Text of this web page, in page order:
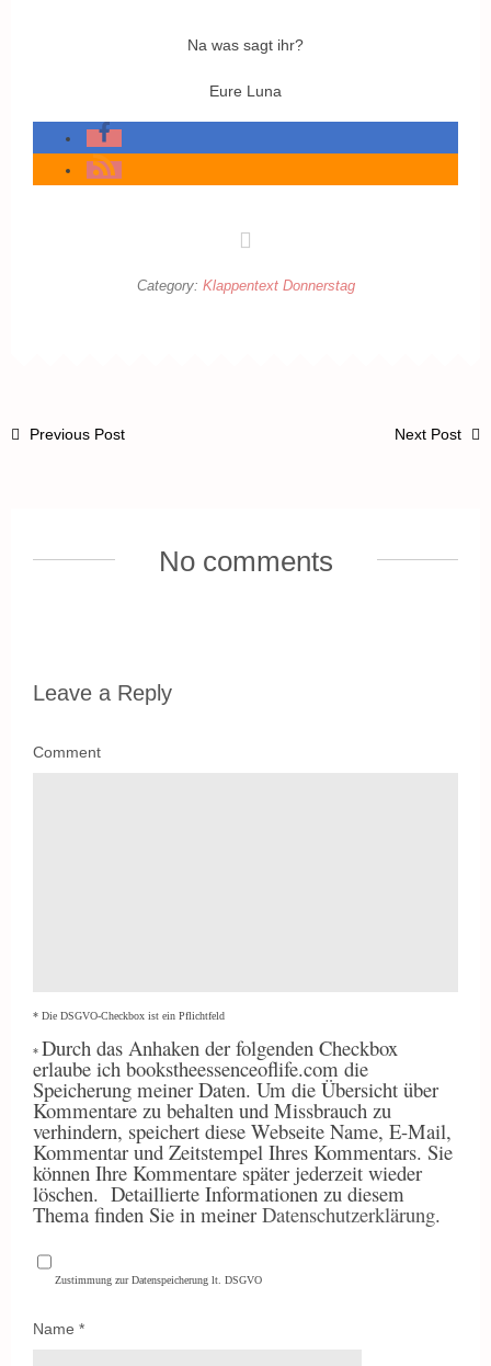
Na was sagt ihr?
Eure Luna
Category: Klappentext Donnerstag
Next Post
Previous Post
No comments
Leave a Reply
Comment
* Die DSGVO-Checkbox ist ein Pflichtfeld
* Durch das Anhaken der folgenden Checkbox
erlaube ich bookstheessenceoflife.com die
Speicherung meiner Daten. Um die Übersicht über
Kommentare zu behalten und Missbrauch zu
verhindern, speichert diese Webseite Name, E-Mail,
Kommentar und Zeitstempel Ihres Kommentars. Sie
können Ihre Kommentare später jederzeit wieder
löschen. Detaillierte Informationen zu diesem
Thema finden Sie in meiner Datenschutzerklärung.
Zustimmung zur Datenspeicherung lt. DSGVO
Name *